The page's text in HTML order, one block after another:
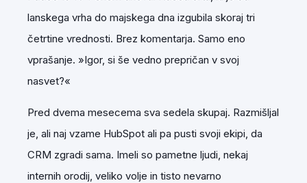
lanskega vrha do majskega dna izgubila skoraj tri
četrtine vrednosti. Brez komentarja. Samo eno
vprašanje. »Igor, si še vedno prepričan v svoj
nasvet?«
Pred dvema mesecema sva sedela skupaj. Razmišljal
je, ali naj vzame HubSpot ali pa pusti svoji ekipi, da
CRM zgradi sama. Imeli so pametne ljudi, nekaj
internih orodij, veliko volje in tisto nevarno